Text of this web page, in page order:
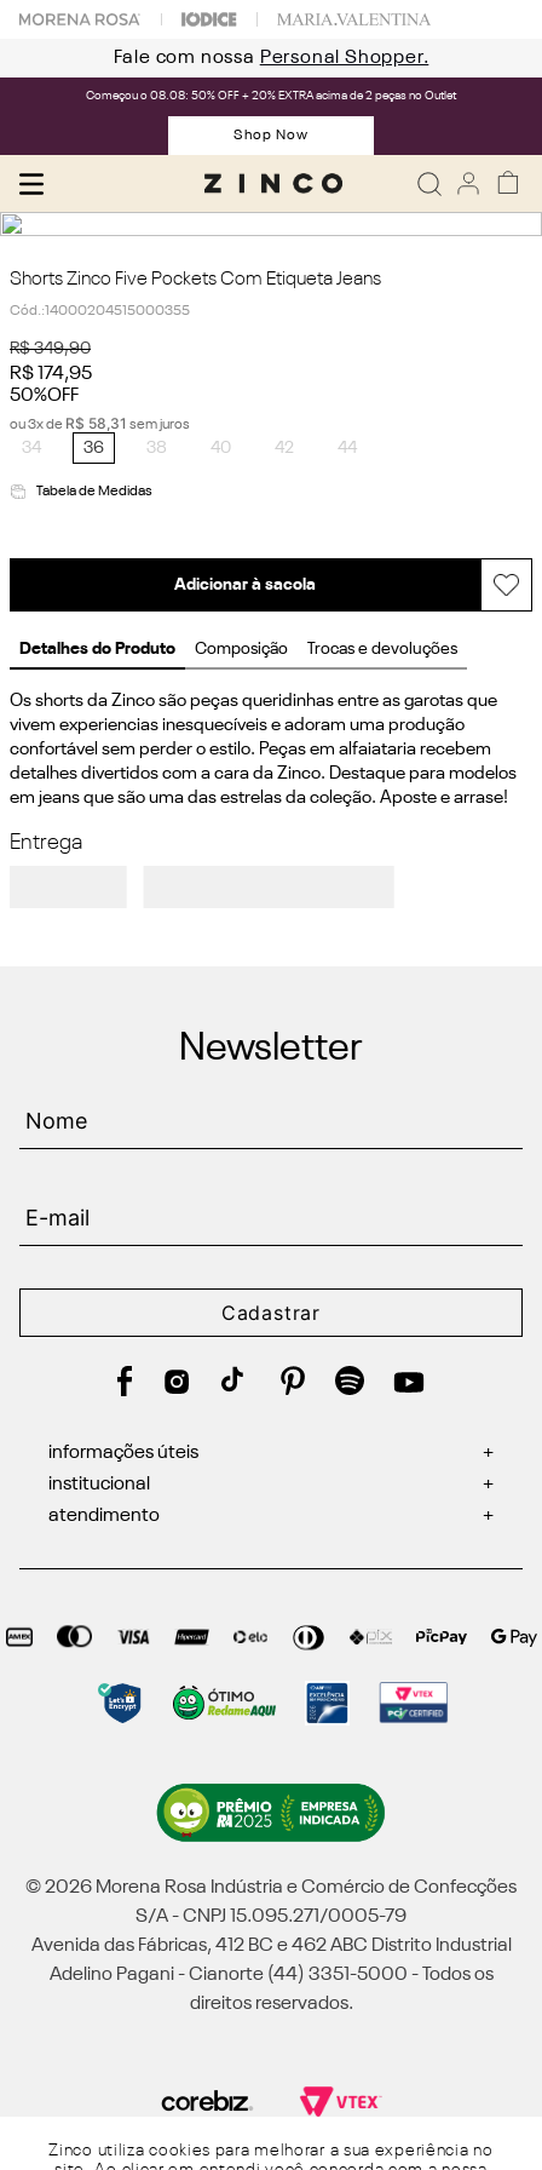
Zinco utiliza cookies para melhorar a sua experiência no
Fale com nossa Personal Shopper.
Começou o 08.08: 50% OFF + 20% EXTRA acima de 2 peças no Outlet
Shop Now
Shorts Zinco Five Pockets Com Etiqueta Jeans
Cód.:14000204515000355
R$ 349,90
R$ 174,95
50%OFF
ou3x de R$ 58,31 sem juros
34 36 38 40 42 44
Tabela de Medidas
Adicionar à sacola
Detalhes do Produto Composição Trocas e devoluções
Os shorts da Zinco são peças queridinhas entre as garotas que
vivem experiencias inesquecíveis e adoram uma produção
confortável sem perder o estilo. Peças em alfaiataria recebem
detalhes divertidos com a cara da Zinco. Destaque para modelos
em jeans que são uma das estrelas da coleção. Aposte e arrase!
Entrega
Newsletter
Cadastrar
informações úteis
+
institucional
+
atendimento
+
© 2026 Morena Rosa Indústria e Comércio de Confecções
S/A - CNPJ 15.095.271/0005-79
Avenida das Fábricas, 412 BC e 462 ABC Distrito Industrial
Adelino Pagani - Cianorte (44) 3351-5000 - Todos os
direitos reservados.
Powered by Grupo Morena Rosa: Morena Rosa, Iódice, Maria Valentina, Zinco e